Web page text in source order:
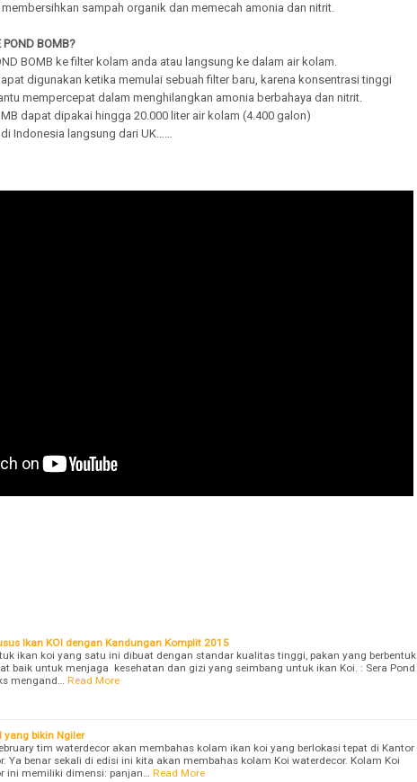
sampah organik dan memecah amonia dan nitrit.
BOMB?
BOMB ke filter kolam anda atau langsung ke dalam air kolam.
digunakan ketika memulai sebuah filter baru, karena konsentrasi tinggi
mempercepat dalam menghilangkan amonia berbahaya dan nitrit.
dapat dipakai hingga 20.000 liter air kolam (4.400 galon)
Indonesia langsung dari UK……
Ikan KOI dengan Kandungan Komplit 2015
ikan koi yang satu ini dibuat dengan standar kualitas tinggi, pakan yang berbentuk
baik untuk menjaga kesehatan dan gizi yang seimbang untuk ikan Koi. : Sera Pond
mengand…
Read More
yang bikin Ngiler
tim waterdecor akan membahas kolam ikan koi yang berlokasi tepat di Kantor
Ya benar sekali di edisi ini kita akan membahas kolam Koi waterdecor. Kolam Koi
ini memiliki dimensi: panjan…
Read More